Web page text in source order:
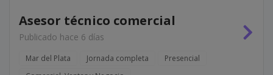
Asesor técnico comercial
Publicado hace 6 días
Mar del Plata Jornada completa
Presencial